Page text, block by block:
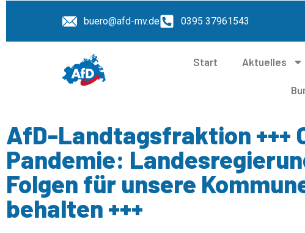
buero@afd-mv.de 0395 37961543
Start Aktuelles
AfD-Landtagsfraktion +++
Pandemie:
Folgen für unsere
behalten +++